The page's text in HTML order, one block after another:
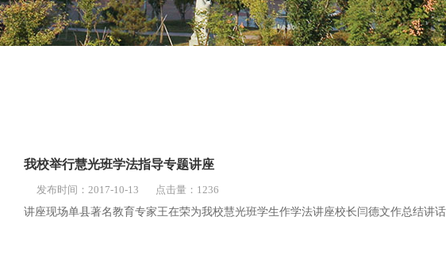
我校举行慧光班学法指导专题讲座
发布时间：2017-10-13
点击量：1236
讲座现场单县著名教育专家王在荣为我校慧光班学生作学法讲座校长闫德文作总结讲